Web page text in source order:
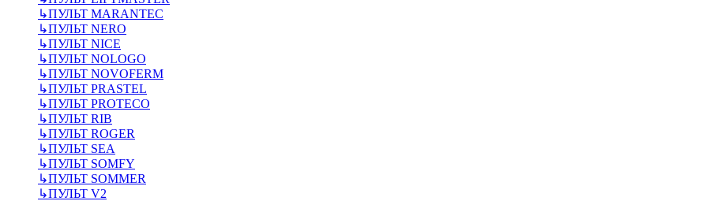
↳ПУЛЬТ MARANTEC
↳ПУЛЬТ NERO
↳ПУЛЬТ NICE
↳ПУЛЬТ NOLOGO
↳ПУЛЬТ NOVOFERM
↳ПУЛЬТ PRASTEL
↳ПУЛЬТ PROTECO
↳ПУЛЬТ RIB
↳ПУЛЬТ ROGER
↳ПУЛЬТ SEA
↳ПУЛЬТ SOMFY
↳ПУЛЬТ SOMMER
↳ПУЛЬТ V2